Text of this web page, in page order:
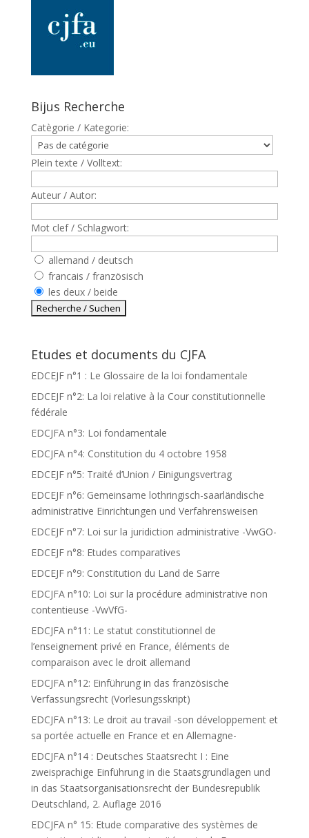
Bijus Recherche
Catègorie / Kategorie:
Plein texte / Volltext:
Auteur / Autor:
Mot clef / Schlagwort:
allemand / deutsch
francais / französisch
les deux / beide
Etudes et documents du CJFA
EDCEJF n°1 : Le Glossaire de la loi fondamentale
EDCEJF n°2: La loi relative à la Cour constitutionnelle
fédérale
EDCJFA n°3: Loi fondamentale
EDCJFA n°4: Constitution du 4 octobre 1958
EDCEJF n°5: Traité d’Union / Einigungsvertrag
EDCEJF n°6: Gemeinsame lothringisch-saarländische
administrative Einrichtungen und Verfahrensweisen
EDCEJF n°7: Loi sur la juridiction administrative -VwGO-
EDCEJF n°8: Etudes comparatives
EDCEJF n°9: Constitution du Land de Sarre
EDCJFA n°10: Loi sur la procédure administrative non
contentieuse -VwVfG-
EDCJFA n°11: Le statut constitutionnel de
l’enseignement privé en France, éléments de
comparaison avec le droit allemand
EDCJFA n°12: Einführung in das französische
Verfassungsrecht (Vorlesungsskript)
EDCJFA n°13: Le droit au travail -son développement et
sa portée actuelle en France et en Allemagne-
EDCJFA n°14 : Deutsches Staatsrecht I : Eine
zweisprachige Einführung in die Staatsgrundlagen und
in das Staatsorganisationsrecht der Bundesrepublik
Deutschland, 2. Auflage 2016
EDCJFA n° 15: Etude comparative des systèmes de